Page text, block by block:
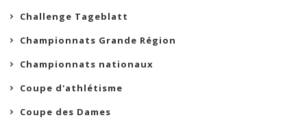
Challenge Tageblatt
Championnats Grande Région
Championnats nationaux
Coupe d'athlétisme
Coupe des Dames